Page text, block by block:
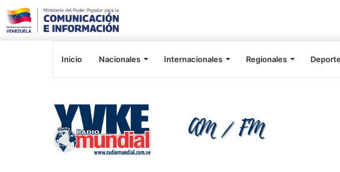
Inicio Nacionales Internacionales Regionales